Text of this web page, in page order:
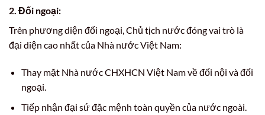
2. Đối ngoại:
Trên phương diện đối ngoại, Chủ tịch nước đóng vai trò là
đại diện cao nhất của Nhà nước Việt Nam:
Thay mặt Nhà nước CHXHCN Việt Nam về đối nội và đối
ngoại.
Tiếp nhận đại sứ đặc mệnh toàn quyền của nước ngoài.